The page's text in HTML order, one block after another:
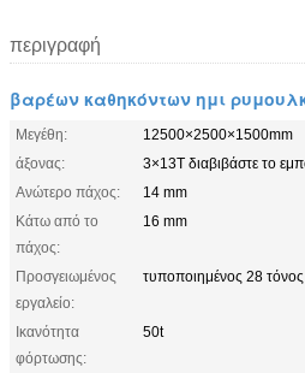
περιγραφή
βαρέων καθηκόντων ημι
Μεγέθη:
12500×2500×1500mm
άξονας:
3×13T διαβιβάστε το
Ανώτερο πάχος:
14 mm
Κάτω από το
πάχος:
16 mm
Προσγειωμένος
εργαλείο:
τυποποιημένος 28 τόνος
Ικανότητα
φόρτωσης:
50t